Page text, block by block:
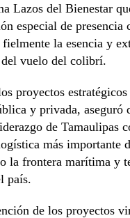
Lazos del Bienestar
especial de presencia
fielmente la esencia y
vuelo del colibrí.
proyectos
y privada, aseguró
de Tamaulipas
más importante
la frontera marítima y
país.
de los proyectos